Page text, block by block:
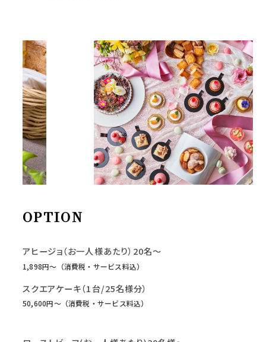
OPTION
アヒージョ（お一人様あたり）20名～
1,898円〜（消費税・サービス料込）
スクエアケーキ（1台/25名様分）
50,600円〜（消費税・サービス料込）